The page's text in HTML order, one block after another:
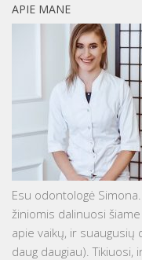
APIE MANE
Esu odontologė
žiniomis dalinuosi
apie vaikų, ir
daug daugiau). Tikiuosi,